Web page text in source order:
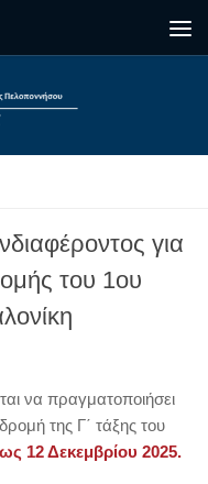
για
του 1ου
να πραγματοποιήσει
της Γ΄ τάξης του
12 Δεκεμβρίου 2025.